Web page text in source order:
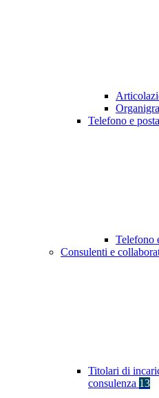
Telefono e
Telefono
Consulenti e
Titolari di
consulenza 13